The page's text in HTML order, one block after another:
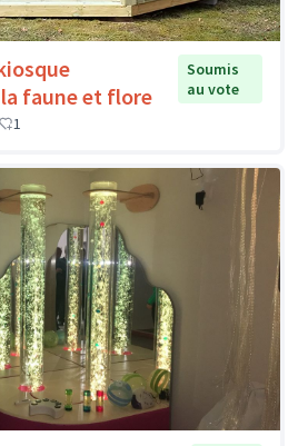
faune et flore
Soumis
au vote
1